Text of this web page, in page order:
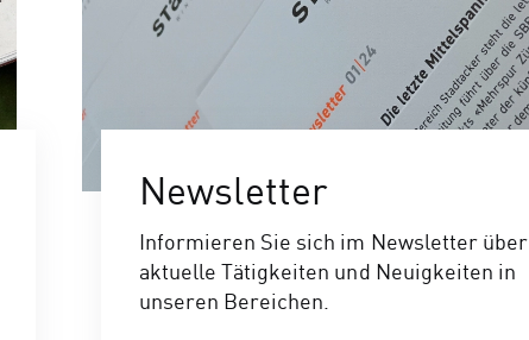
Newsletter
Informieren Sie sich im Newsletter über
aktuelle Tätigkeiten und Neuigkeiten in
unseren Bereichen.